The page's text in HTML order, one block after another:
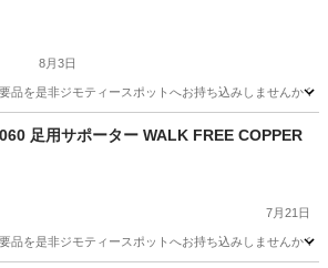
8月3日
是非ジモティースポットへお持ち込みしませんか？
現地
足用サポーター WALK FREE COPPER
7月21日
是非ジモティースポットへお持ち込みしませんか？